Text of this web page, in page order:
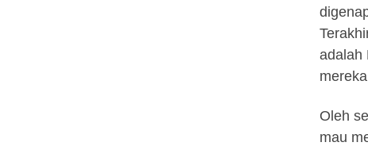
adalah
Oleh
mau